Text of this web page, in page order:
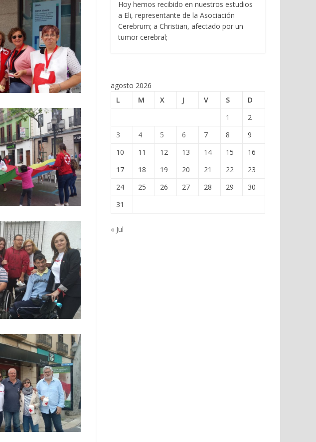
Hoy hemos recibido en nuestros estudios
a Eli, representante de la Asociación
Cerebrum; a Christian, afectado por un
tumor cerebral;
agosto 2026
L
M X J V S
D
1
2
3
4 5 6 7 8
9
10
11 12 13 14 15
16
17
18 19 20 21 22
23
24
25 26 27 28 29
30
31
« Jul